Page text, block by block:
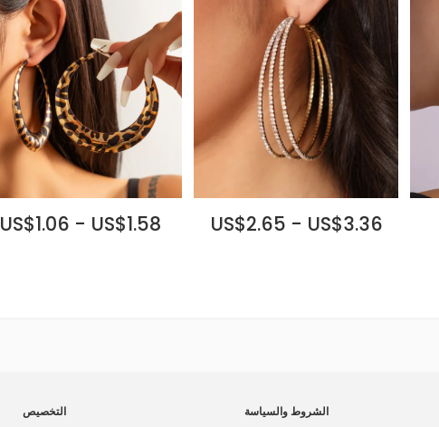
US$2.65 - US$3.36
US$1.06 - US$1.58
الشروط والسياسة التخصيص